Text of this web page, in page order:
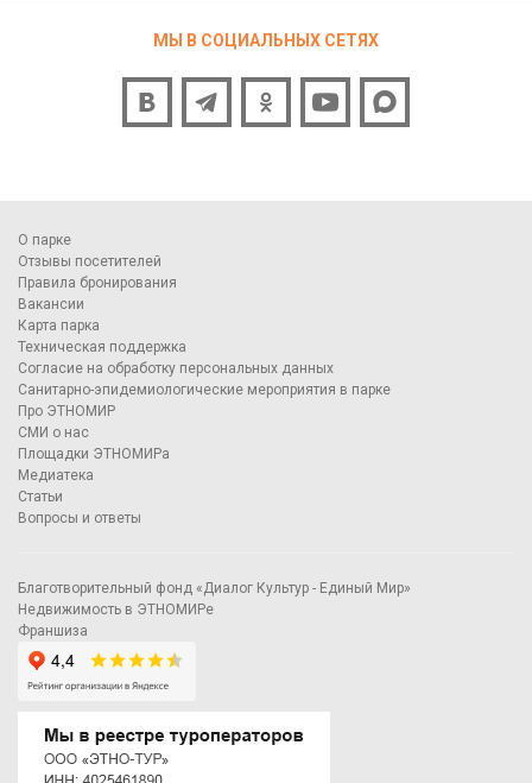
МЫ В СОЦИАЛЬНЫХ СЕТЯХ
О парке
Отзывы посетителей
Правила бронирования
Вакансии
Карта парка
Техническая поддержка
Согласие на обработку персональных данных
Санитарно-эпидемиологические мероприятия в парке
Про ЭТНОМИР
СМИ о нас
Площадки ЭТНОМИРа
Медиатека
Статьи
Вопросы и ответы
Благотворительный фонд «Диалог Культур - Единый Мир»
Недвижимость в ЭТНОМИРе
Франшиза